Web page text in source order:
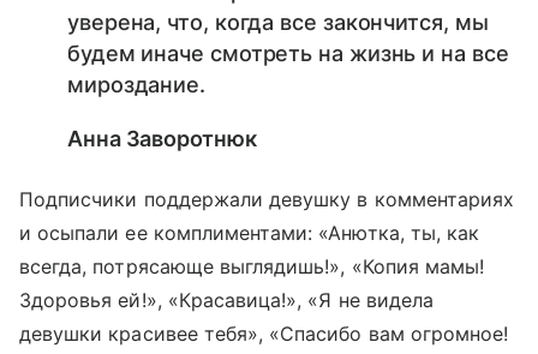
уверена, что, когда все закончится, мы
будем иначе смотреть на жизнь и на все
мироздание.
Анна Заворотнюк
Подписчики поддержали девушку в комментариях
и осыпали ее комплиментами: «Анютка, ты, как
всегда, потрясающе выглядишь!», «Копия мамы!
Здоровья ей!», «Красавица!», «Я не видела
девушки красивее тебя», «Спасибо вам огромное!